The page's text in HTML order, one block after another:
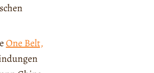
One Belt,